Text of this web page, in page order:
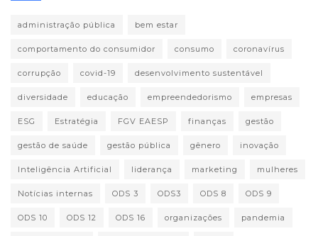
administração pública bem estar
comportamento do consumidor consumo coronavírus
corrupção covid-19 desenvolvimento sustentável
diversidade educação empreendedorismo empresas
ESG Estratégia FGV EAESP finanças gestão
gestão de saúde gestão pública gênero inovação
Inteligência Artificial liderança marketing mulheres
Notícias internas ODS 3 ODS3 ODS 8 ODS 9
ODS 10 ODS 12 ODS 16 organizações pandemia